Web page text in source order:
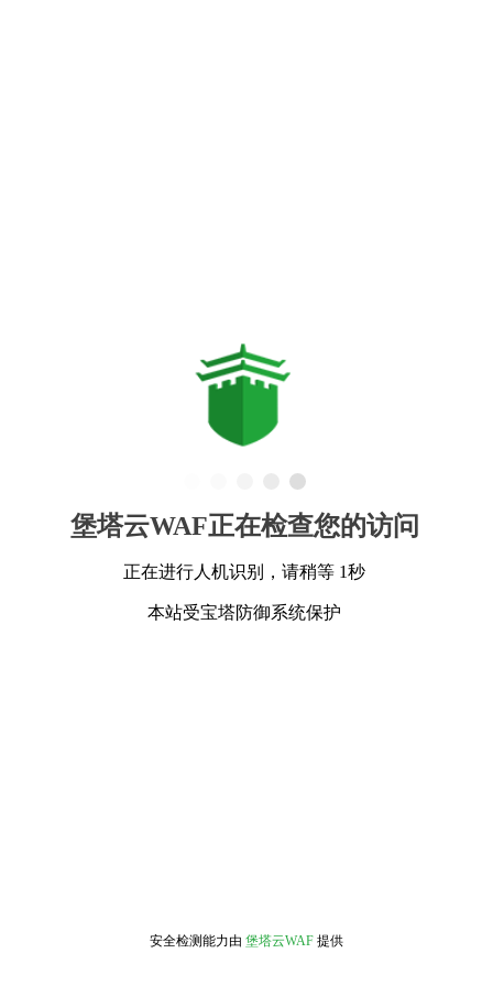
堡塔云WAF正在检查您的访问
正在进行人机识别，请稍等 1秒
本站受宝塔防御系统保护
安全检测能力由 堡塔云WAF 提供